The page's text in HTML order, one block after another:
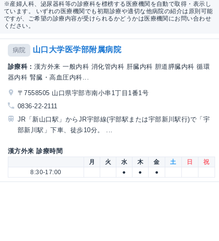
※産婦人科、泌尿器科等の診療科を標榜する医療機関を自動で取得・表示し
ています。 いずれの医療機関でも初期診療や適切な他病院の紹介は原則可能
ですが、ご希望の診療内容が受けられるかどうかは医療機関にお問い合わせ
ください。
病院 山口大学医学部附属病院
診療科： 漢方外来 一般内科 消化管内科 肝臓内科 胆道膵臓内科 循環
器内科 腎臓・高血圧内科...
〒7558505 山口県宇部市南小串1丁目1番1号
0836-22-2111
JR「新山口駅」からJR宇部線(宇部駅または宇部新川駅行)で「宇
部新川駅」下車、徒歩10分。 ...
漢方外来 診療時間
月 火 水 木 金 土 日
祝
8:30-17:00
● ● ●